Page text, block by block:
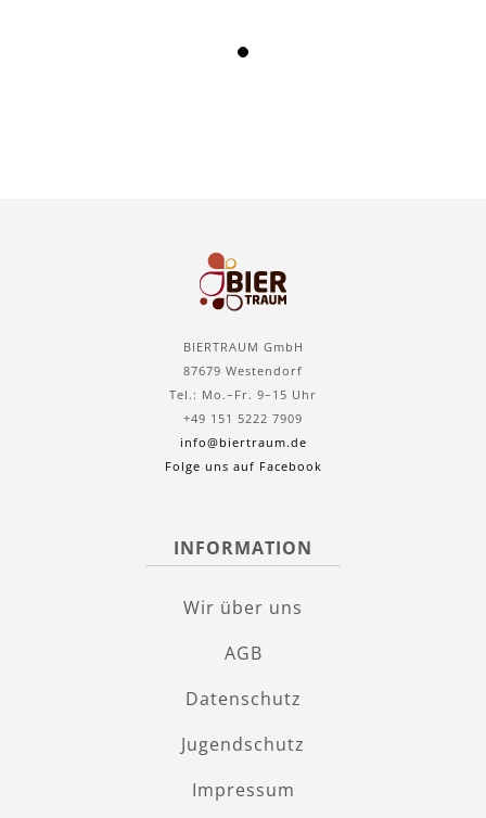
BIERTRAUM GmbH
87679 Westendorf
Tel.: Mo.–Fr. 9–15 Uhr
+49 151 5222 7909
info@biertraum.de
Folge uns auf Facebook
INFORMATION
Wir über uns
AGB
Datenschutz
Jugendschutz
Impressum